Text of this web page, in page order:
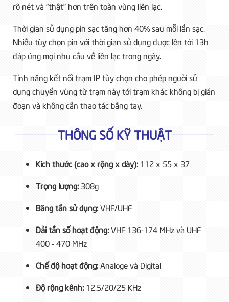
rõ nét và “thật” hơn trên toàn vùng liên lạc.
Thời gian sử dụng pin sạc tăng hơn 40% sau mỗi lần sạc.
Nhiều tùy chọn pin với thời gian sử dụng được lên tới 13h
đáp ứng mọi nhu cầu về liên lạc trong ngày.
Tính năng kết nối trạm IP tùy chọn cho phép người sử
dụng chuyển vùng từ trạm này tới trạm khác không bị gián
đoạn và không cần thao tác bằng tay.
THÔNG SỐ KỸ THUẬT
Kích thước (cao x rộng x dày): 112 x 55 x 37
Trọng lượng: 308g
Băng tần sử dụng:VHF/UHF
Dải tần số hoạt động:VHF 136-174 MHz và UHF
400 - 470 MHz
Chế độ hoạt động: Analoge và Digital
Độ rộng kênh: 12.5/20/25 KHz